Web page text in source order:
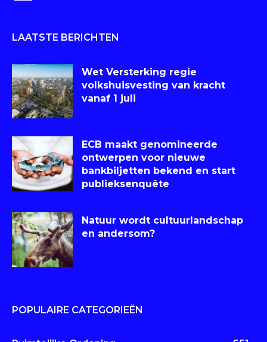
LAATSTE BERICHTEN
Wet Versterking regie
volkshuisvesting van kracht
vanaf 1 juli
ECB maakt genomineerde
ontwerpen voor nieuwe
bankbiljetten bekend en start
publieksenquête
Natuur wordt cultuurlandschap
en andersom?
POPULAIRE CATEGORIEËN